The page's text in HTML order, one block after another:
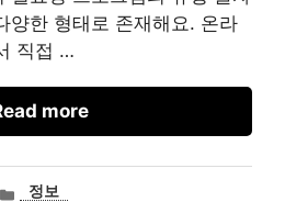
양한 형태로 존재해요. 온라
직접 …
more
카정보